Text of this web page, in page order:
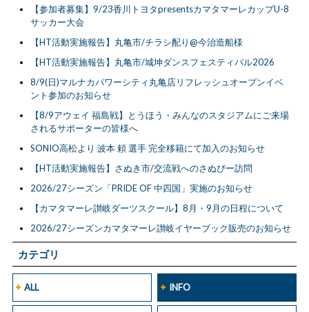
カテゴリ
ALL INFO
【参加者募集】9/23香川トヨタpresentsカマタマーレカップU-8
サッカー大会
【HT活動実施報告】丸亀市/チラシ配り@今治造船様
【HT活動実施報告】丸亀市/城坤ダンスフェスティバル2026
8/9(日)マルナカパワーシティ丸亀店リフレッシュオープンイベ
ント参加のお知らせ
【8/9アウェイ 福島戦】とうほう・みんなのスタジアムにご来場
されるサポーターの皆様へ
SONIO高松より 波本 頼 選手 完全移籍にて加入のお知らせ
【HT活動実施報告】さぬき市/交流戦へのさぬぴー訪問
2026/27シーズン「PRIDE OF 中四国」実施のお知らせ
【カマタマーレ讃岐ダーツスクール】8月・9月の日程について
2026/27シーズンカマタマーレ讃岐イヤーブック販売のお知らせ